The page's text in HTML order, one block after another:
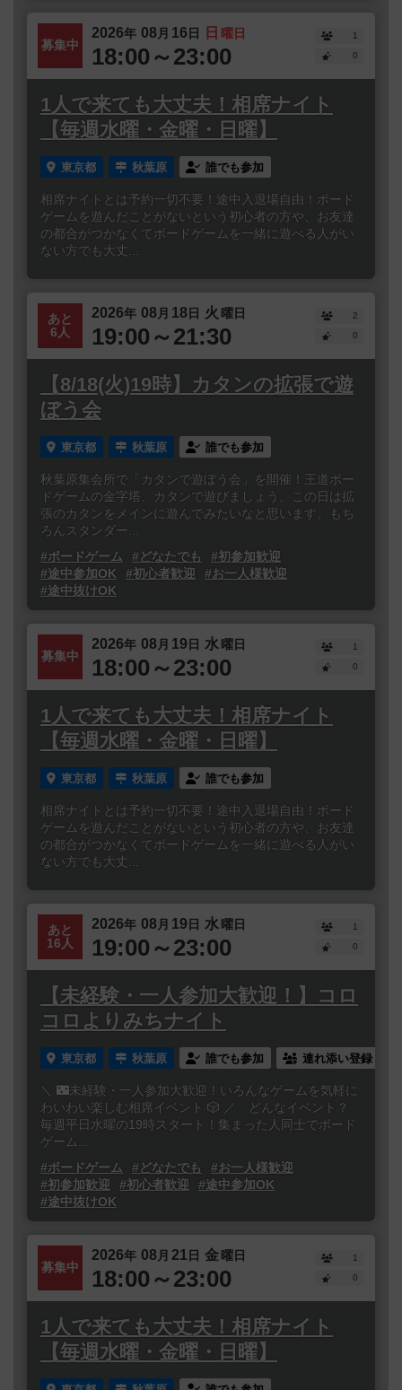
募集中
2026年 08 月 16日 日 曜日
18:00～23:00
1
0
1人で来ても大丈夫！相席ナイト
【毎週水曜・金曜・日曜】
東京都 秋葉原 誰でも参加
相席ナイトとは予約一切不要！途中入退場自由！ボード
ゲームを遊んだことがないという初心者の方や、お友達
の都合がつかなくてボードゲームを一緒に遊べる人がい
ない方でも大丈...
あと
6人
2026年 08 月 18日 火 曜日
19:00～21:30
2
0
【8/18(火)19時】カタンの拡張で遊
ぼう会
東京都 秋葉原 誰でも参加
秋葉原集会所で「カタンで遊ぼう会」を開催！王道ボー
ドゲームの金字塔、カタンで遊びましょう。この日は拡
張のカタンをメインに遊んでみたいなと思います。もち
ろんスタンダー...
#ボードゲーム
#どなたでも
#初参加歓迎
#途中参加OK
#初心者歓迎
#お一人様歓迎
#途中抜けOK
募集中
2026年 08 月 19日 水曜日
18:00～23:00
1
0
1人で来ても大丈夫！相席ナイト
【毎週水曜・金曜・日曜】
東京都 秋葉原 誰でも参加
相席ナイトとは予約一切不要！途中入退場自由！ボード
ゲームを遊んだことがないという初心者の方や、お友達
の都合がつかなくてボードゲームを一緒に遊べる人がい
ない方でも大丈...
あと
16人
2026年 08 月 19日 水曜日
19:00～23:00
1
0
【未経験・一人参加大歓迎！】コロ
コロよりみちナイト
東京都 秋葉原 誰でも参加 連れ添い登録
＼ 🌃未経験・一人参加大歓迎！いろんなゲームを気軽に
わいわい楽しむ相席イベント 🎲 ／ どんなイベント？
毎週平日水曜の19時スタート！集まった人同士でボード
ゲーム...
#ボードゲーム
#どなたでも
#お一人様歓迎
#初参加歓迎
#初心者歓迎
#途中参加OK
#途中抜けOK
募集中
2026年 08 月 21日 金曜日
18:00～23:00
1
0
1人で来ても大丈夫！相席ナイト
【毎週水曜・金曜・日曜】